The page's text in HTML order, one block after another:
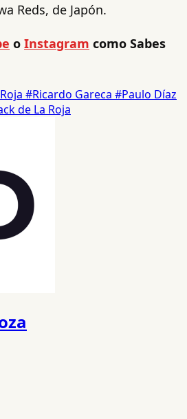
Reds, de Japón.
o Instagram como Sabes
#Ricardo Gareca #Paulo Díaz
de La Roja